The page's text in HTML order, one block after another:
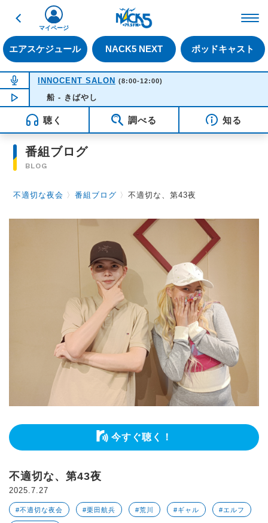
戻る
エアスケジュール NACK5 NEXT ポッドキャスト
マイページ
NOW ON AIR
INNOCENT SALON (8:00-12:00)
NOW PLAYING08:15
船 - きばやし
聴く 調べる 知る
番組ブログ
BLOG
不適切な夜会 〉番組ブログ 〉不適切な、第43夜
今すぐ聴く！
不適切な、第43夜
2025.7.27
#不適切な夜会 #栗田航兵 #荒川 #ギャル #エルフ